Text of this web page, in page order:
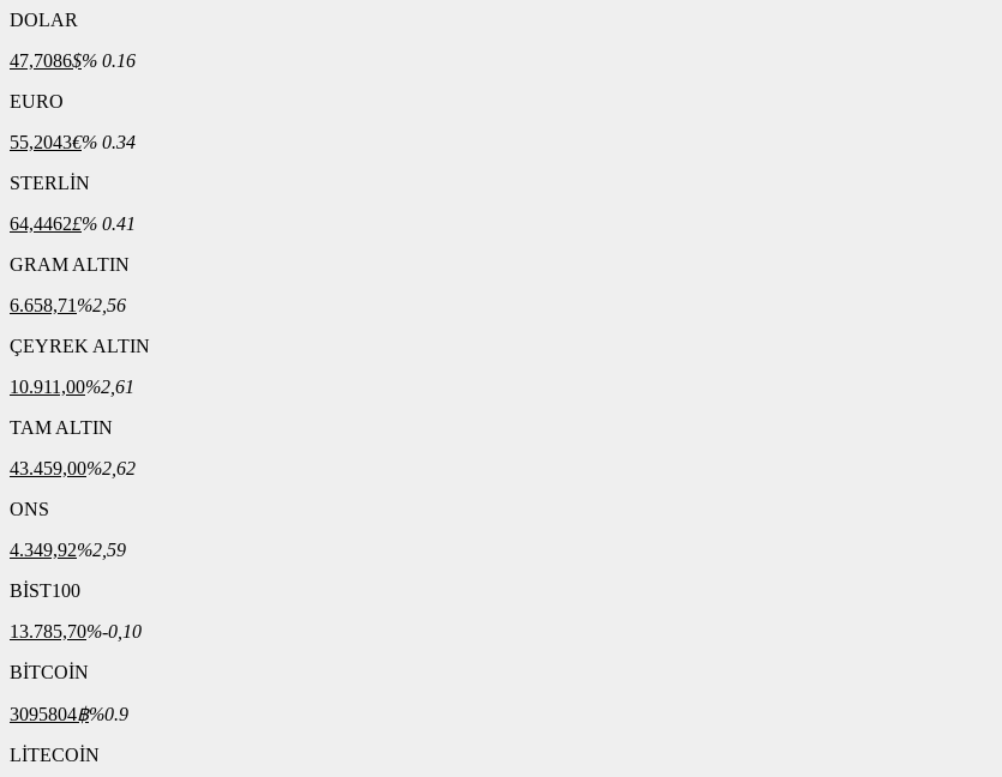
DOLAR
47,7086$% 0.16
EURO
55,2043€% 0.34
STERLİN
64,4462£% 0.41
GRAM ALTIN
6.658,71 %2,56
ÇEYREK ALTIN
10.911,00%2,61
TAM ALTIN
43.459,00%2,62
ONS
4.349,92%2,59
BİST100
13.785,70%-0,10
BİTCOİN
3095804฿%0.9
LİTECOİN